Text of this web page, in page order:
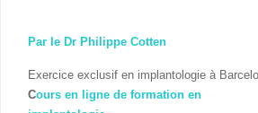
Par le Dr Philippe Cotten
Exercice exclusif en implantologie à
Cours en ligne de formation en